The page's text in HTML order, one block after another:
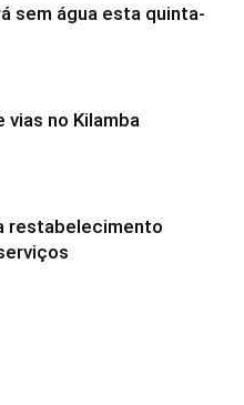
sem água esta quinta-
no Kilamba
restabelecimento